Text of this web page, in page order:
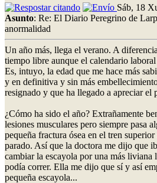
Sáb, 18
Asunto: Re: El Diario Peregrino de
anormalidad
Un año más, llega el verano. A
tiempo libre aunque el calendario
Es, intuyo, la edad que me hace más
y en definitiva y sin más
resignado y que ha llegado a apreciar el
¿Cómo ha sido el año? Extrañamente
lesiones musculares pero siempre pasa
pequeña fractura ósea en el tren
parado. Así que la doctora me dijo que
cambiar la escayola por una más liviana
podía correr. Ella me dijo que sí y así
pequeña escayola...